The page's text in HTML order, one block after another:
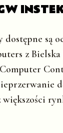
są
z